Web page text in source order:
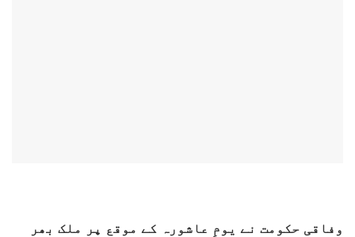
وفاقی حکومت نے یومِ عاشورہ کے موقع پر ملک بھر